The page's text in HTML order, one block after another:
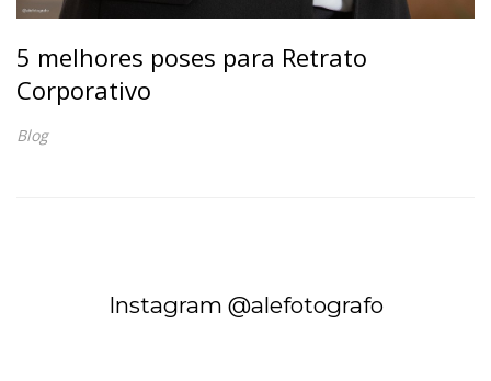
5 melhores poses para Retrato
Corporativo
Blog
Instagram @alefotografo